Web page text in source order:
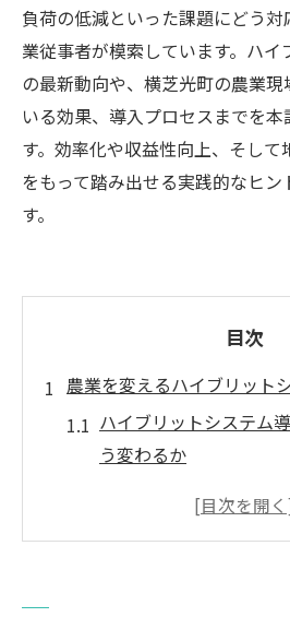
負荷の低減といった課題にどう
業従事者が模索しています。ハイ
の最新動向や、横芝光町の農業
いる効果、導入プロセスまでを
す。効率化や収益性向上、そし
をもって踏み出せる実践的なヒ
す。
目次
農業を変えるハイブリット
ハイブリットシステム
う変わるか
環境負荷軽減を目指す